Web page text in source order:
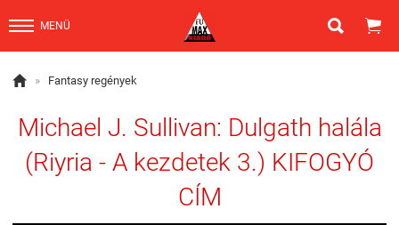
MENÜ  
 » Fantasy regények
Michael J. Sullivan: Dulgath halála
(Riyria - A kezdetek 3.) KIFOGYÓ
CÍM